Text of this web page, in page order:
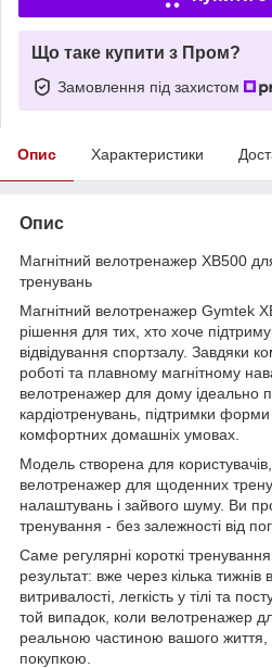
Що таке купити з Пром?
Замовлення під захистом
Опис Характеристики
Опис
Магнітний велотренажер XB500
тренувань
Магнітний велотренажер Gymtek
рішення для тих, хто хоче
відвідування спортзалу. Завдяки
роботі та плавному магнітному
велотренажер для дому ідеально
кардіотренувань, підтримки
комфортних домашніх умовах.
Модель створена для
велотренажер для щоденних
налаштувань і зайвого шуму. Ви
тренування - без залежності від
Саме регулярні короткі
результат: вже через кілька
витривалості, легкість у тілі та
той випадок, коли велотренажер
реальною частиною вашого життя,
покупкою.